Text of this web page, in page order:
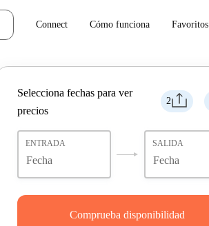
Connect Cómo funciona Favoritos
2
Selecciona fechas para ver
precios
ENTRADA SALIDA
Comprueba disponibilidad